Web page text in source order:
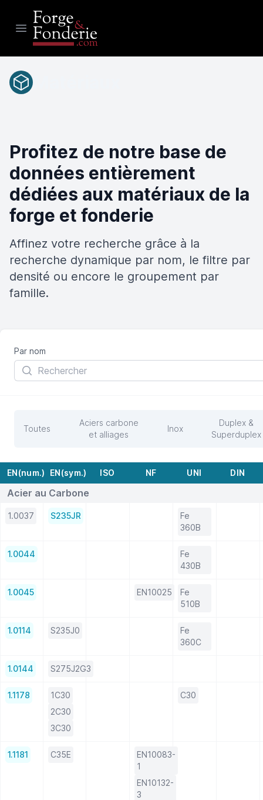
Open main menu
Profitez de notre base de
données entièrement
dédiées aux matériaux de la
forge et fonderie
Affinez votre recherche grâce à la
recherche dynamique par nom, le filtre par
densité ou encore le groupement par
famille.
Par nom
Toutes
Aciers carbone
et alliages
Inox
Duplex &
Superduplex
EN(num.) EN(sym.) ISO NF UNI DIN
Acier au Carbone
1.0037 S235JR
Fe
360B
1.0044
Fe
430B
1.0045 EN10025
Fe
510B
1.0114 S235J0
Fe
360C
1.0144 S275J2G3
1.1178
1C30
2C30
3C30
C30
1.1181 C35E
EN10083-
1
EN10132-
3